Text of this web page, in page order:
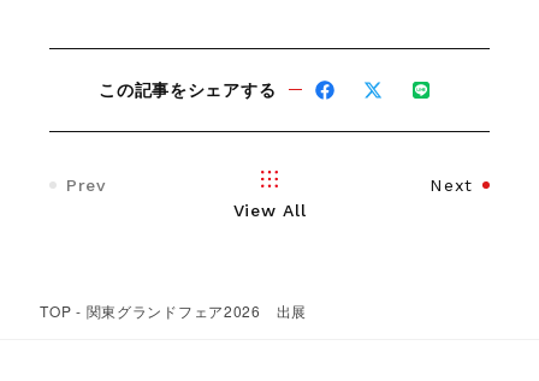
この記事をシェアする
Prev
View All
Next
TOP - 関東グランドフェア2026 出展